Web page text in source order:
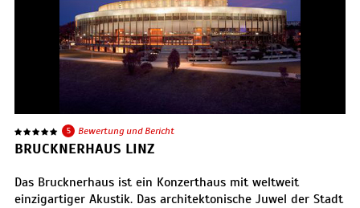
5 Bewertung und Bericht
BRUCKNERHAUS LINZ
Das Brucknerhaus ist ein Konzerthaus mit weltweit
einzigartiger Akustik. Das architektonische Juwel der Stadt